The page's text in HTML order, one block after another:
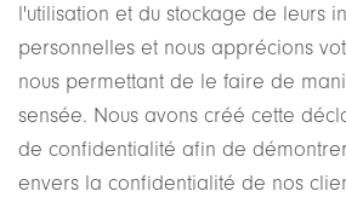
l'utilisation et du stockage de leurs
personnelles et nous apprécions
nous permettant de le faire de
sensée. Nous avons créé cette
de confidentialité afin de
envers la confidentialité de nos